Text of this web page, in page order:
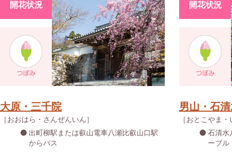
開花状況
大原・三千院
［おおはら・さんぜんいん］
出町柳駅または叡山電車八瀬比叡山口駅
からバス
開花状況
男山・石
［おとこやま
石清水
ーブル